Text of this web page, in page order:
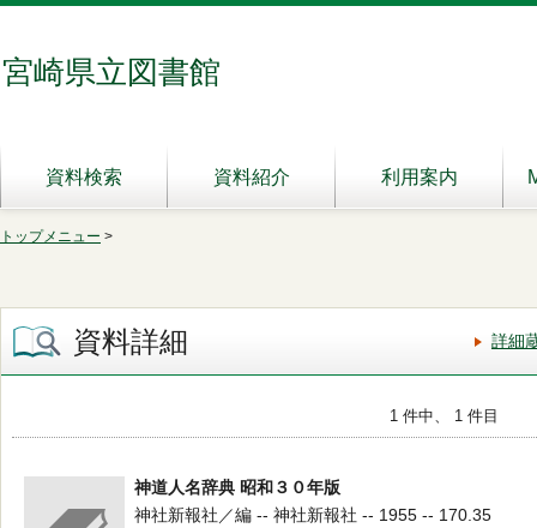
宮崎県立図書館
資料検索 資料紹介 利用案内
トップメニュー >
資料詳細 詳細
1 件中、 1 件目
神道人名辞典 昭和３０年版
神社新報社／編 -- 神社新報社 -- 1955 -- 170.35